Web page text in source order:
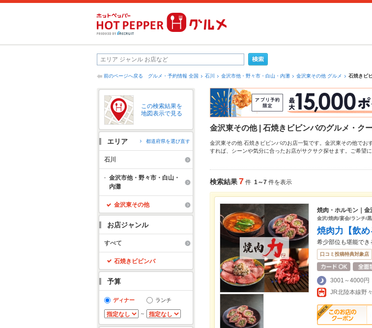
前のページへ戻る グルメ・予約情報 全国 石川 金沢市他・野々市・白山・内灘 金沢東その他 グルメ 石焼きビ
この検索結果を
地図表示で見る
エリア 都道府県を選び直す
石川
金沢市他・野々市・白山・
内灘
金沢東その他
お店ジャンル
すべて
石焼きビビンバ
予算
ディナー ランチ
～
金沢東その他 | 石焼きビビンバのグルメ・ク
金沢東その他 石焼きビビンバのお店一覧です。金沢東その他でお
すれば、シーンや気分に合ったお店がサクサク探せます。ご希望
検索結果7 件 1～7 件を表示
焼肉・ホルモン｜金
金沢/焼肉/宴会/ランチ/
焼肉力【飲
希少部位も堪能で
口コミ投稿特典対象店
3001～4000円
JR北陸本線野